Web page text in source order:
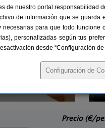
de Forzans
Casa
Precio (€/
de nuestro portal responsabilidad
de información que se
para que todo
personalizadas según tus
desde “Configuración